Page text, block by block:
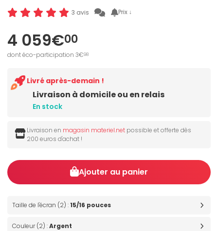
3 avis Prix ↓
4 059€00
dont éco-participation 3€98
Livraison à domicile ou en relais
En stock
Livré après-demain !
Livraison en magasin materiel.net possible et offerte dès
200 euros d'achat !
Ajouter au panier
Taille de l'écran (2) :15/16 pouces
Couleur (2) :Argent